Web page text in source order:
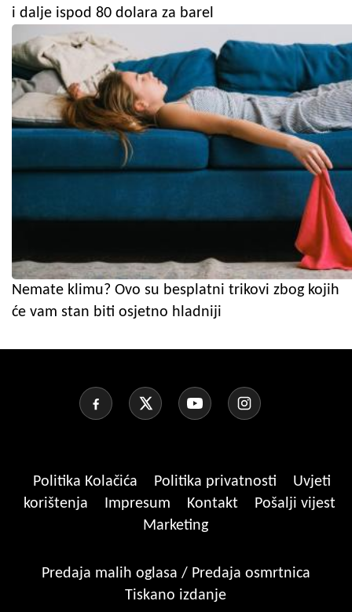
i dalje ispod 80 dolara za barel
Nemate klimu? Ovo su besplatni trikovi zbog kojih
će vam stan biti osjetno hladniji
Politika Kolačića Politika privatnosti
Uvjeti
korištenja
Impresum Kontakt
Pošalji vijest
Marketing
Predaja malih oglasa / Predaja osmrtnica
Tiskano izdanje